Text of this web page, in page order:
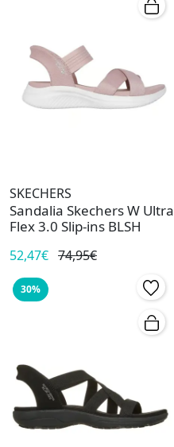
SKECHERS
Sandalia Skechers W Ultra
Flex 3.0 Slip-ins BLSH
52,47€ 74,95€
30%